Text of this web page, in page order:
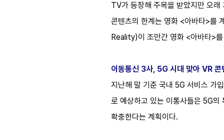
TV가 등장해 주목을 받았지만 오
콘텐츠의 한계는 영화 <아바타>를
Reality)이 조만간 영화 <아바타>
이동통신 3사, 5G 시대 맞아 VR 콘
지난해 말 기준 국내 5G 서비스 가
로 예상하고 있는 이통사들은 5G의
확충한다는 계획이다.